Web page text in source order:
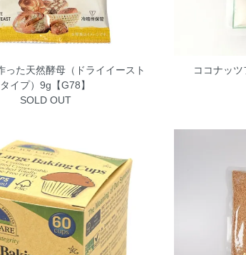
った天然酵母（ドライイースト
タイプ）9g【G78】
SOLD OUT
ココナッツ